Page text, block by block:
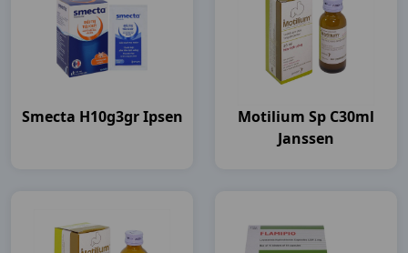
Smecta H10g3gr Ipsen
Motilium Sp C30ml
Janssen